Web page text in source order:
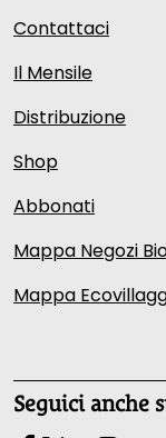
Contattaci
Il Mensile
Distribuzione
Shop
Abbonati
Mappa Negozi
Mappa
Seguici anche